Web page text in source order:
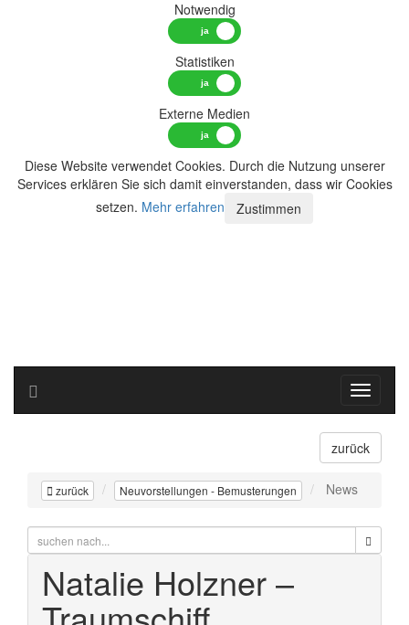
Notwendig
Statistiken
Externe Medien
Diese Website verwendet Cookies. Durch die Nutzung unserer
Services erklären Sie sich damit einverstanden, dass wir Cookies
setzen. Mehr erfahren Zustimmen
Toggle
zurück
zurück Neuvorstellungen - Bemusterungen News
Natalie Holzner –